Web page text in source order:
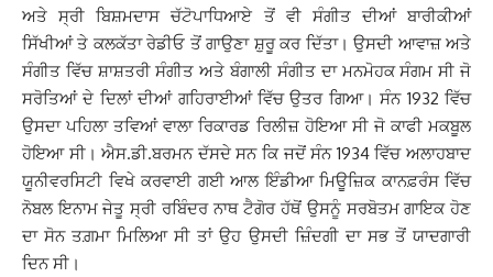
ਅਤੇ ਸ੍ਰੀ ਬਿਸ਼ਮਦਾਸ ਚੱਟੋਪਾਧਿਆਏ ਤੋਂ ਵੀ ਸੰਗੀਤ ਦੀਆਂ ਬਾਰੀਕੀਆਂ
ਸਿੱਖੀਆਂ ਤੇ ਕਲਕੱਤਾ ਰੇਡੀਓ ਤੋਂ ਗਾਉਣਾ ਸ਼ੁਰੂ ਕਰ ਦਿੱਤਾ। ਉਸਦੀ ਆਵਾਜ਼ ਅਤੇ
ਸੰਗੀਤ ਵਿੱਚ ਸ਼ਾਸ਼ਤਰੀ ਸੰਗੀਤ ਅਤੇ ਬੰਗਾਲੀ ਸੰਗੀਤ ਦਾ ਮਨਮੋਹਕ ਸੰਗਮ ਸੀ ਜੋ
ਸਰੋਤਿਆਂ ਦੇ ਦਿਲਾਂ ਦੀਆਂ ਗਹਿਰਾਈਆਂ ਵਿੱਚ ਉਤਰ ਗਿਆ। ਸੰਨ 1932 ਵਿੱਚ
ਉਸਦਾ ਪਹਿਲਾ ਤਵਿਆਂ ਵਾਲਾ ਰਿਕਾਰਡ ਰਿਲੀਜ਼ ਹੋਇਆ ਸੀ ਜੋ ਕਾਫੀ ਮਕਬੂਲ
ਹੋਇਆ ਸੀ। ਐਸ.ਡੀ.ਬਰਮਨ ਦੱਸਦੇ ਸਨ ਕਿ ਜਦੋਂ ਸੰਨ 1934 ਵਿੱਚ ਅਲਾਹਬਾਦ
ਯੂਨੀਵਰਸਿਟੀ ਵਿਖੇ ਕਰਵਾਈ ਗਈ ਆਲ ਇੰਡੀਆ ਮਿਊਜ਼ਿਕ ਕਾਨਫ਼ਰੰਸ ਵਿੱਚ
ਨੋਬਲ ਇਨਾਮ ਜੇਤੂ ਸ੍ਰੀ ਰਬਿੰਦਰ ਨਾਥ ਟੈਗੋਰ ਹੱਥੋਂ ਉਸਨੂੰ ਸਰਬੋਤਮ ਗਾਇਕ ਹੋਣ
ਦਾ ਸੋਨ ਤਗ਼ਮਾ ਮਿਲਿਆ ਸੀ ਤਾਂ ਉਹ ਉਸਦੀ ਜ਼ਿੰਦਗੀ ਦਾ ਸਭ ਤੋਂ ਯਾਦਗਾਰੀ
ਦਿਨ ਸੀ।